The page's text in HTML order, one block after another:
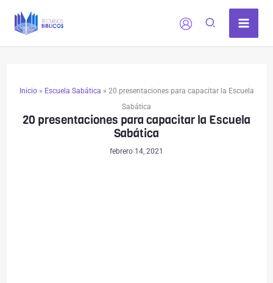
Inicio» Escuela Sabática » 20 presentaciones para capacitar la Escuela
Sabática
20 presentaciones para capacitar la Escuela
Sabática
febrero 14, 2021